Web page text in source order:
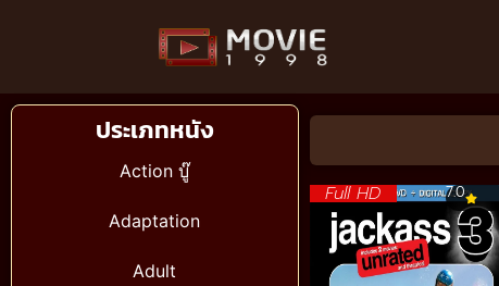
ประเภทหนัง
Action บู๊
Adaptation
Adult
Full HD 7.0